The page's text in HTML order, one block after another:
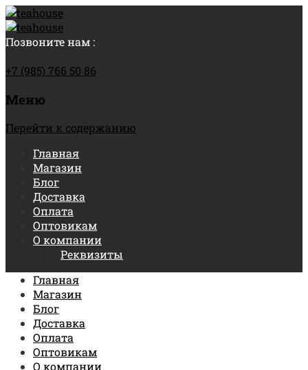
Позвоните нам :
+7 (985) 766 50 86
Меню
Перейти к содержанию
Главная
Магазин
Блог
Доставка
Оплата
Оптовикам
О компании
Реквизиты
Главная
Магазин
Блог
Доставка
Оплата
Оптовикам
О компании